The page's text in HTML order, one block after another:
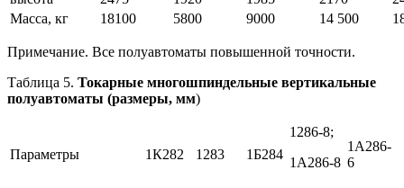
Масса, кг
18100 5800 9000 14 500
Примечание. Все полуавтоматы повышенной точности.
Таблица 5. Токарные многошпиндельные вертикальные
полуавтоматы (размеры, мм)
Параметры 1К282 1283 1Б284
1286-8;
1А286-8
1А286-
6